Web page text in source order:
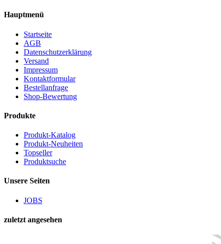
Hauptmenü
Startseite
AGB
Datenschutzerklärung
Versand
Impressum
Kontaktformular
Bestellanfrage
Shop-Bewertung
Produkte
Produkt-Katalog
Produkt-Neuheiten
Topseller
Produktsuche
Unsere Seiten
JOBS
zuletzt angesehen